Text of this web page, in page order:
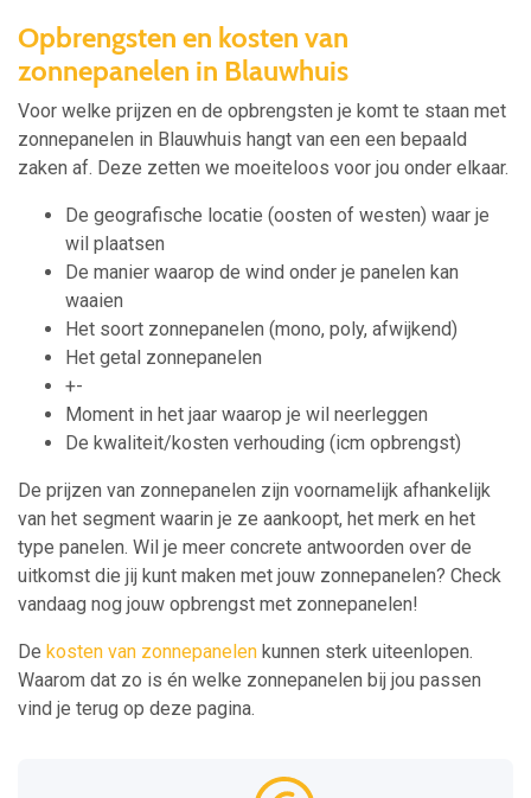
Opbrengsten en kosten van
zonnepanelen in Blauwhuis
Voor welke prijzen en de opbrengsten je komt te staan met
zonnepanelen in Blauwhuis hangt van een een bepaald
zaken af. Deze zetten we moeiteloos voor jou onder elkaar.
De geografische locatie (oosten of westen) waar je
wil plaatsen
De manier waarop de wind onder je panelen kan
waaien
Het soort zonnepanelen (mono, poly, afwijkend)
Het getal zonnepanelen
+-
Moment in het jaar waarop je wil neerleggen
De kwaliteit/kosten verhouding (icm opbrengst)
De prijzen van zonnepanelen zijn voornamelijk afhankelijk
van het segment waarin je ze aankoopt, het merk en het
type panelen. Wil je meer concrete antwoorden over de
uitkomst die jij kunt maken met jouw zonnepanelen? Check
vandaag nog jouw opbrengst met zonnepanelen!
De kosten van zonnepanelen kunnen sterk uiteenlopen.
Waarom dat zo is én welke zonnepanelen bij jou passen
vind je terug op deze pagina.